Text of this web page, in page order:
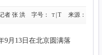
者 张 洪 字号： T T 来源：
9月13日在北京圆满落